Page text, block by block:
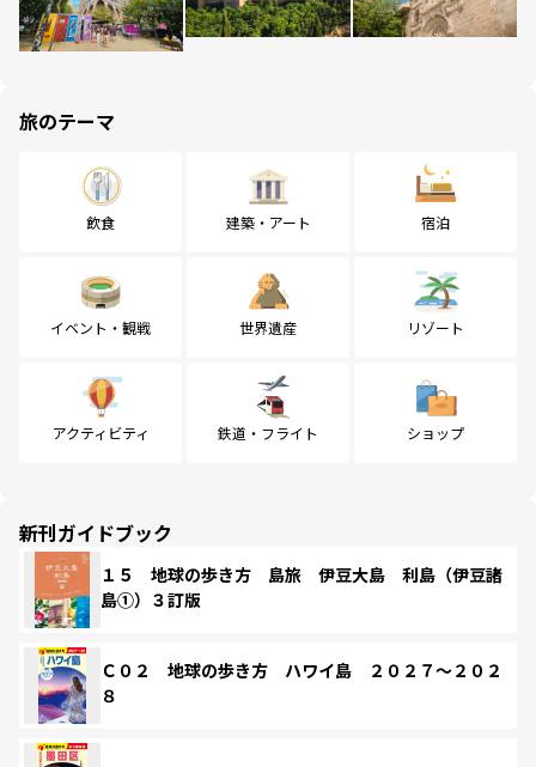
旅のテーマ
飲食 建築・アート 宿泊
イベント・観戦 世界遺産 リゾート
アクティビティ 鉄道・フライト ショップ
新刊ガイドブック
１５ 地球の歩き方 島旅 伊豆大島 利島（伊豆諸
島①）３訂版
Ｃ０２ 地球の歩き方 ハワイ島 ２０２７～２０２
８